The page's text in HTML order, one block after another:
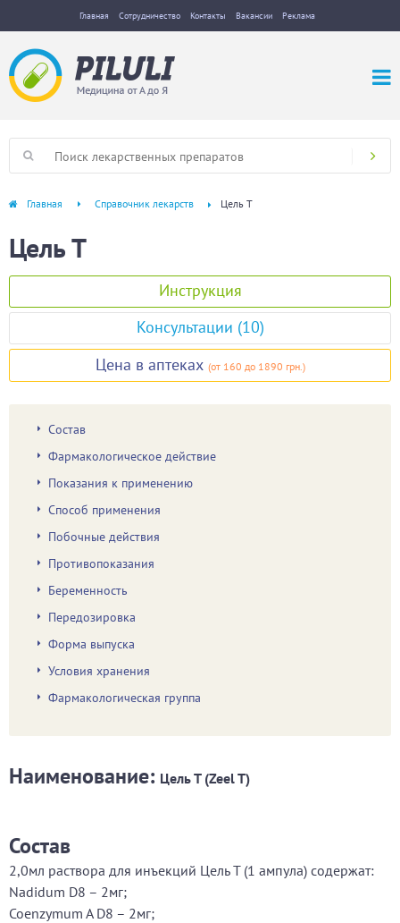
Главная Сотрудничество Контакты Вакансии Реклама
Главная Справочник лекарств Цель Т
Цель Т
Инструкция
Консультации (10)
Цена в аптеках (от 160 до 1890 грн.)
Состав
Фармакологическое действие
Показания к применению
Способ применения
Побочные действия
Противопоказания
Беременность
Передозировка
Форма выпуска
Условия хранения
Фармакологическая группа
Наименование: Цель Т (Zeel T)
Состав
2,0мл раствора для инъекций Цель Т (1 ампула) содержат:
Nadidum D8 – 2мг;
Coenzymum A D8 – 2мг;